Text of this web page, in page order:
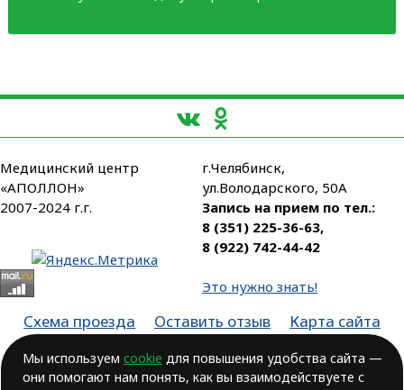
Медицинский центр
«АПОЛЛОН»
2007-2024 г.г.
г.Челябинск,
ул.Володарского, 50А
Запись на прием по тел.:
8 (351) 225-36-63,
8 (922) 742-44-42
Это нужно знать!
Схема проезда Оставить отзыв
Карта сайта
Лицензия № ЛО-74-01-003806, от 14.10.2016, выдана Министерством
Мы используем cookie для повышения удобства сайта —
они помогают нам понять, как вы взаимодействуете с